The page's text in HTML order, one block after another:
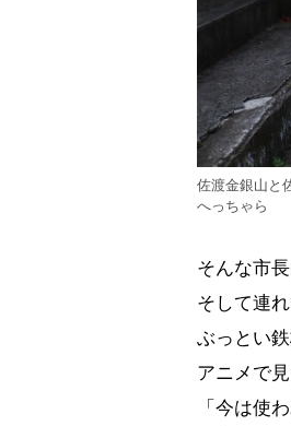
佐渡金銀山と
へっちゃら
そんな市
そして連
ぶっとい
アニメで見
「今は使